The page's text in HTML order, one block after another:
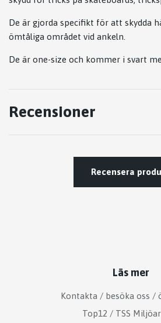
De är gjorda specifikt för att skydda
ömtåliga området vid ankeln.
De är one-size och kommer i svart
Recensioner
Recensera
Läs mer
Kontakta / besöka oss /
Top12 / TSS